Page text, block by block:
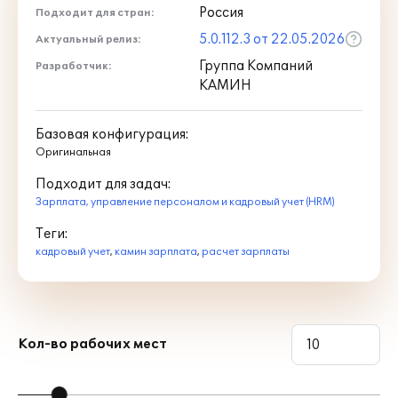
льготный период сопровождения. После
окончания периода льготного
сопровождения для получения
обновлений программы, услуг по
необходимо заключить
партнером фирмы "1С" договор 1С:ИТС.
Подробная информация размещена на
сайте Информационной системы
Информационно-технологическое
сопровождение (1С:ИТС)– официальная
оказывает пользователям программ
"1С:Предприятие" на регулярной и
Подходит для стран: Россия
Актуальный релиз: 5.0.112.3 от 22.05.2026
Разработчик:
Группа Компаний
КАМИН
Базовая конфигурация:
Оригинальная
Подходит для задач:
Зарплата, управление персоналом и кадровый учет (HRM)
Теги:
кадровый учет, камин зарплата, расчет зарплаты
Кол-во рабочих мест